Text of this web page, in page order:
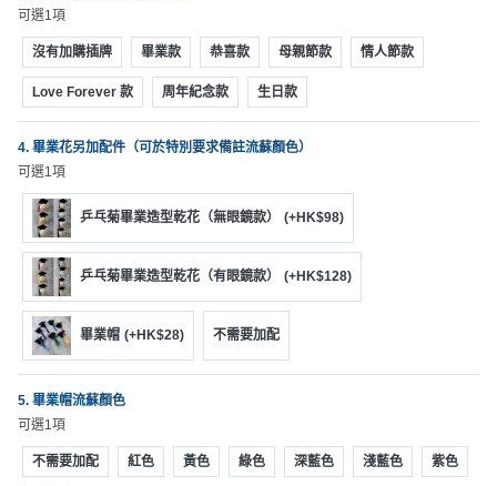
B
B
Q
場
地
新
奇
玩
樂
體
驗
手
作
工
作
可選1項
沒有加購插牌 畢業款 恭喜款 母親節款 情人節款
Love Forever 款 周年紀念款 生日款
4. 畢業花另加配件（可於特別要求備註流蘇顏色）
可選1項
乒乓菊畢業造型乾花（無眼鏡款） (+HK$98)
乒乓菊畢業造型乾花（有眼鏡款） (+HK$128)
畢業帽 (+HK$28) 不需要加配
5. 畢業帽流蘇顏色
可選1項
不需要加配 紅色 黃色 綠色 深藍色 淺藍色 紫色